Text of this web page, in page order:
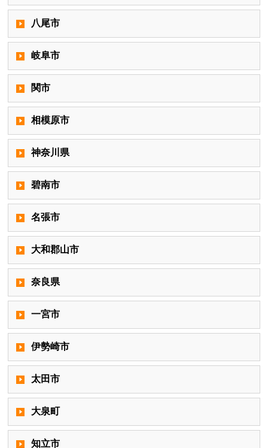
八尾市
岐阜市
関市
相模原市
神奈川県
碧南市
名張市
大和郡山市
奈良県
一宮市
伊勢崎市
太田市
大泉町
知立市